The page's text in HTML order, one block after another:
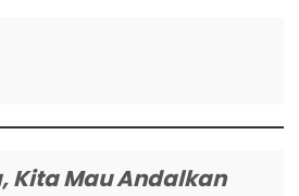
Kita Mau Andalkan